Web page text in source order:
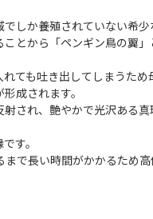
しか養殖されていない希少
とから「ペンギン鳥の翼」
ても吐き出してしまうため
成されます。
され、艶やかで光沢ある真
す。
で長い時間がかかるため高